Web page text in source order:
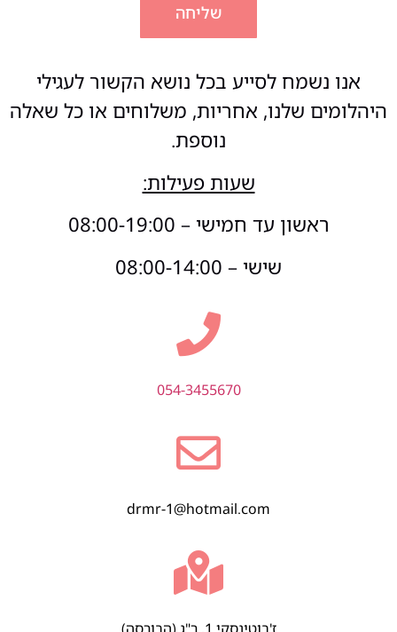
שליחה
אנו נשמח לסייע בכל נושא הקשור לעגילי
היהלומים שלנו, אחריות, משלוחים או כל שאלה
נוספת.
שעות פעילות:
ראשון עד חמישי – 08:00-19:00
שישי – 08:00-14:00
054-3455670
drmr-1@hotmail.com